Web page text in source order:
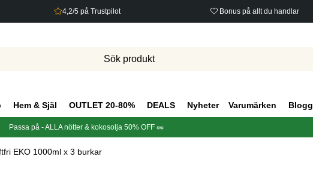
4,2/5 på Trustpilot Bonus på allt du handlar
Hem & Själ OUTLET 20-80% DEALS Nyheter Varumärken Blogg
Passa på - ALLA nötter & kokosolja 50% OFF 🥜
EKO 1000ml x 3 burkar